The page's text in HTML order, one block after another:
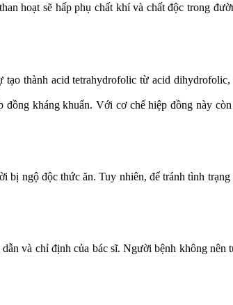
hoạt sẽ hấp phụ chất khí và chất độc trong
thành acid tetrahydrofolic từ acid
kháng khuẩn. Với cơ chế hiệp đồng này
ngộ độc thức ăn. Tuy nhiên, để tránh tình
và chỉ định của bác sĩ. Người bệnh không